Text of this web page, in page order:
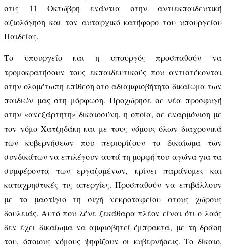
στις 11 Οκτώβρη ενάντια στην αντιεκπαιδευτική
αξιολόγηση και τον αυταρχικό κατήφορο του υπουργείου
Παιδείας.
Το υπουργείο και η υπουργός προσπαθούν να
τρομοκρατήσουν τους εκπαιδευτικούς που αντιστέκονται
στην ολομέτωπη επίθεση στο αδιαμφισβήτητο δικαίωμα των
παιδιών μας στη μόρφωση. Προχώρησε σε νέα προσφυγή
στην «ανεξάρτητη» δικαιοσύνη, η οποία, σε εναρμόνιση με
τον νόμο Χατζηδάκη και με τους νόμους όλων διαχρονικά
των κυβερνήσεων που περιορίζουν το δικαίωμα των
συνδικάτων να επιλέγουν αυτά τη μορφή του αγώνα για τα
συμφέροντα των εργαζομένων, κρίνει παράνομες και
καταχρηστικές τις απεργίες. Προσπαθούν να επιβάλλουν
με το μαστίγιο τη σιγή νεκροταφείου στους χώρους
δουλειάς. Αυτό που λένε ξεκάθαρα πλέον είναι ότι ο λαός
δεν έχει δικαίωμα να αμφισβητεί έμπρακτα, με τη δράση
του, όποιους νόμους ψηφίζουν οι κυβερνήσεις. Το δίκαιο,